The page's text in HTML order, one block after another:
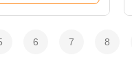
6 7 8